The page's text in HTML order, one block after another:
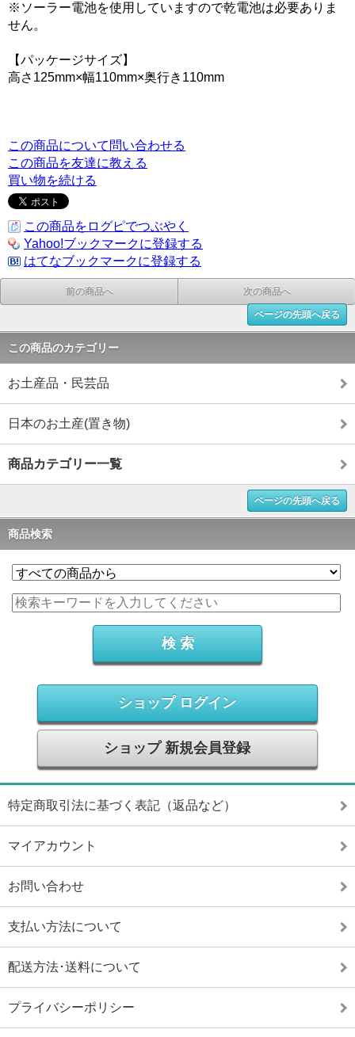
※ソーラー電池を使用していますので乾電池は必要ありま
せん。
【パッケージサイズ】
高さ125mm×幅110mm×奥行き110mm
この商品について問い合わせる
この商品を友達に教える
買い物を続ける
この商品をログピでつぶやく
Yahoo!ブックマークに登録する
はてなブックマークに登録する
前の商品へ 次の商品へ
ページの先頭へ戻る
この商品のカテゴリー
お土産品・民芸品
日本のお土産(置き物)
商品カテゴリー一覧
ページの先頭へ戻る
商品検索
ショップ ログイン
ショップ 新規会員登録
特定商取引法に基づく表記（返品など）
マイアカウント
お問い合わせ
支払い方法について
配送方法･送料について
プライバシーポリシー